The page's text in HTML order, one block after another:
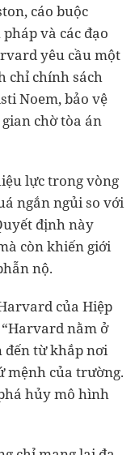
cáo buộc
và các đạo
yêu cầu một
chỉ chính sách
Noem, bảo vệ
chờ tòa án
lực trong vòng
ngắn ngủi so với
định này
còn khiến giới
nộ.
của Hiệp
nằm ở
đến từ khắp nơi
mệnh của trường.
hủy mô hình